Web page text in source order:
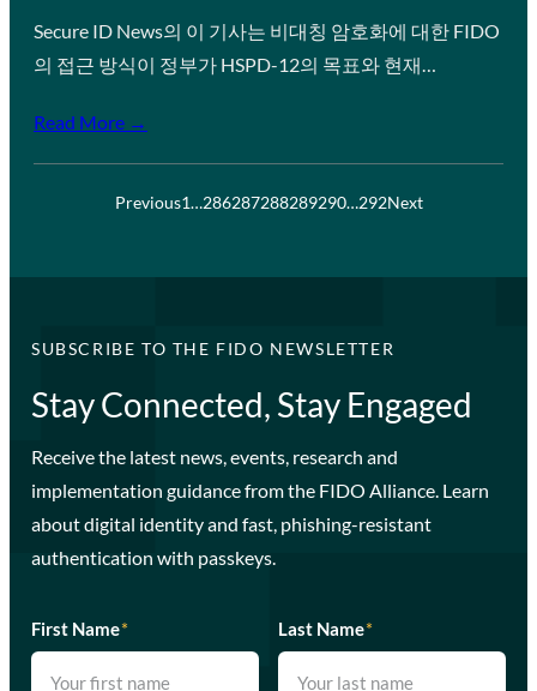
Secure ID News의 이 기사는 비대칭 암호화에 대한 FIDO
의 접근 방식이 정부가 HSPD-12의 목표와 현재…
Read More →
Previous1…286287288289290…292Next
SUBSCRIBE TO THE FIDO NEWSLETTER
Stay Connected, Stay Engaged
Receive the latest news, events, research and
implementation guidance from the FIDO Alliance. Learn
about digital identity and fast, phishing-resistant
authentication with passkeys.
First Name* Last Name*